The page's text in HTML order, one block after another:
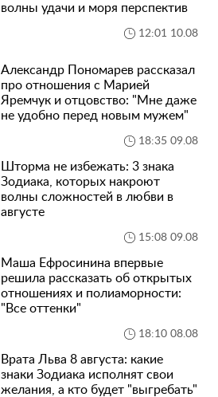
волны удачи и моря перспектив
12:01 10.08
Александр Пономарев рассказал
про отношения с Марией
Яремчук и отцовство: "Мне даже
не удобно перед новым мужем"
18:35 09.08
Шторма не избежать: 3 знака
Зодиака, которых накроют
волны сложностей в любви в
августе
15:08 09.08
Маша Ефросинина впервые
решила рассказать об открытых
отношениях и полиаморности:
"Все оттенки"
18:10 08.08
Врата Льва 8 августа: какие
знаки Зодиака исполнят свои
желания, а кто будет "выгребать"